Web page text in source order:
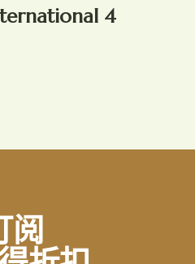
4
阅